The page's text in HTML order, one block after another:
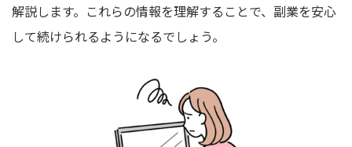
解説します。これらの情報を理解することで、副業を安心
して続けられるようになるでしょう。